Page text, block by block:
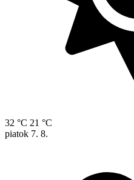
32 °C 21 °C
piatok 7. 8.